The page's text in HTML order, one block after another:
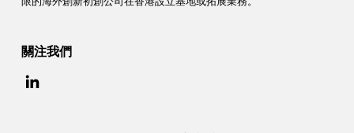
關注我們